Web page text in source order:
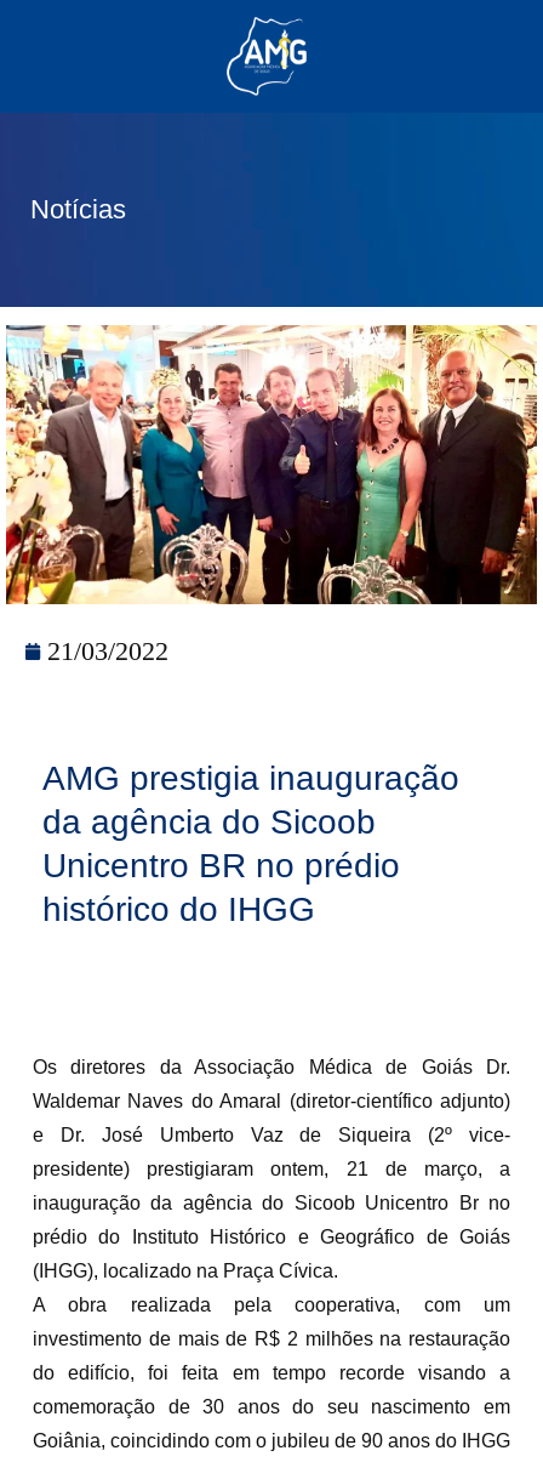
Notícias
21/03/2022
AMG prestigia inauguração
da agência do Sicoob
Unicentro BR no prédio
histórico do IHGG
Os diretores da Associação Médica de Goiás Dr.
Waldemar Naves do Amaral (diretor-científico adjunto)
e Dr. José Umberto Vaz de Siqueira (2º vice-
presidente) prestigiaram ontem, 21 de março, a
inauguração da agência do Sicoob Unicentro Br no
prédio do Instituto Histórico e Geográfico de Goiás
(IHGG), localizado na Praça Cívica.
A obra realizada pela cooperativa, com um
investimento de mais de R$ 2 milhões na restauração
do edifício, foi feita em tempo recorde visando a
comemoração de 30 anos do seu nascimento em
Goiânia, coincidindo com o jubileu de 90 anos do IHGG